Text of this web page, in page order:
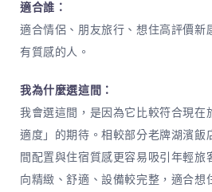
適合誰：
適合情侶、朋友旅行、想住高評價新
有質感的人。
我為什麼選這間：
我會選這間，是因為它比較符合現在
適度」的期待。相較部分老牌湖濱飯
間配置與住宿質感更容易吸引年輕旅
向精緻、舒適、設備較完整，適合想